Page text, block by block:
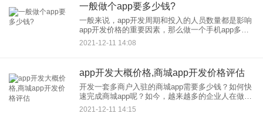
一般做个app要多少钱?
一般来说，app开发周期和投入的人员数量都是影响
app开发价格的重要因素，那么做一个手机app多少
钱呢？ 无论是原生app开发，还是web app开发，或
者是混合
2021-12-11 14:08
app开发大概价格,商城app开发价格评估
开发一套多商户入驻的商城app需要多少钱？如何快
速完成商城app呢？如今，越来越多的企业人在做线
上商城，很多商家都想打造自己的商城APP网站，
利用互联网发展更多的用户。商城，app开发和多少
2021-12-11 14:15